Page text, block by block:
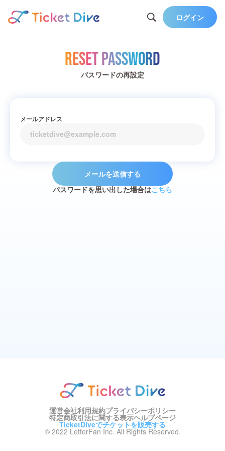
ログイン
Reset Password
パスワードの再設定
メールアドレス
メールを送信する
パスワードを思い出した場合はこちら
運営会社利用規約プライバシーポリシー
特定商取引法に関する表示ヘルプページ
TicketDiveでチケットを販売する
© 2022 LetterFan Inc. All Rights Reserved.